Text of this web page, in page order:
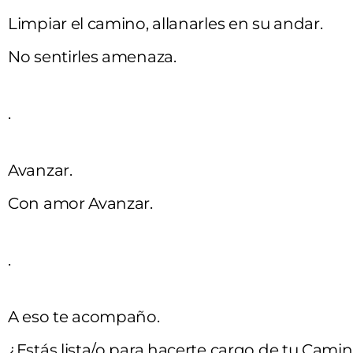
Limpiar el camino, allanarles en su andar.
No sentirles amenaza.
.
Avanzar.
Con amor Avanzar.
.
A eso te acompaño.